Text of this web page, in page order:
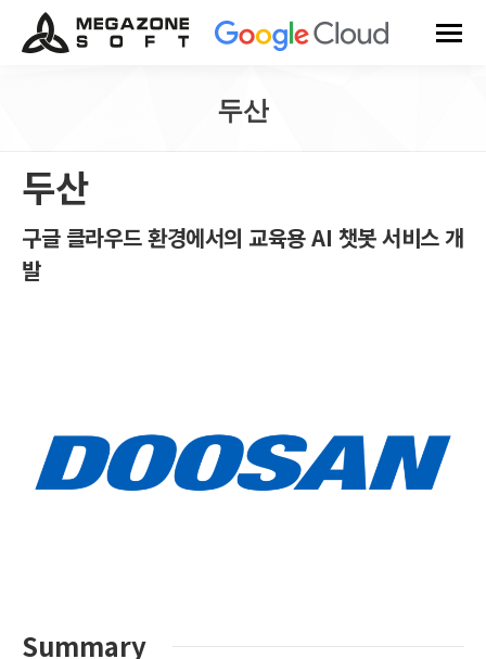
두산
두산
구글 클라우드 환경에서의 교육용 AI 챗봇 서비스 개
발
Summary